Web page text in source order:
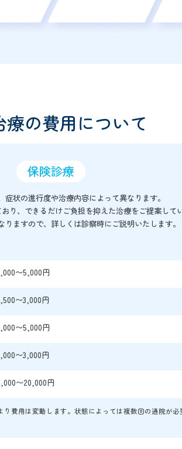
療の費用について
保険診療
症状の進行度や治療内容によって異なります。
り、できるだけご負担を抑えた治療をご提案して
ますので、詳しくは診察時にご説明いたします。
〜5,000円
〜3,000円
〜5,000円
〜3,000円
〜20,000円
費用は変動します。 状態によっては複数回の通院が